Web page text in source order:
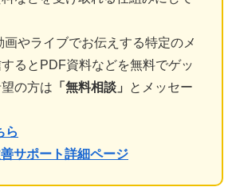
画やライブでお伝えする特定のメ
るとPDF資料などを無料でゲッ
の方は 「無料相談」
とメッセー
ら
サポート詳細ページ